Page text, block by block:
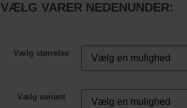
VÆLG VARER NEDENUNDER:
Vælg størrelse
Vælg variant